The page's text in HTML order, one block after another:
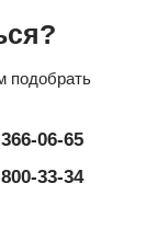
подобрать
06-65
33-34